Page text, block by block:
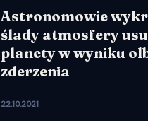
Astronomowie
ślady atmosfery
planety w wyniku
zderzenia
22.10.2021